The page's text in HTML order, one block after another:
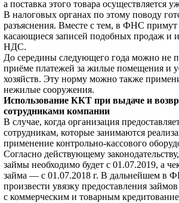
а поставка этого товара осуществляется
В налоговых органах по этому поводу
разъяснения. Вместе с тем, в ФНС примут
касающиеся записей подобных продаж и
НДС.
До середины следующего года можно не
приёме платежей за жилые помещения и
хозяйств. Эту норму можно также
нежилые сооружения.
Использование ККТ при выдаче и
сотрудниками компании
В случае, когда организация
сотрудникам, которые занимаются
применение контрольно-кассового
Согласно действующему
займы необходимо будет с 01.07.2019, а
займа — с 01.07.2018 г. В дальнейшем в
произвести увязку предоставления
с коммерческим и товарным